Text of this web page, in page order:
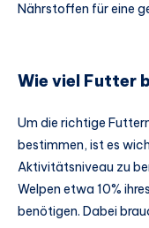
Nährstoffen für eine
Wie viel Futter
Um die richtige
bestimmen, ist es
Aktivitätsniveau zu
Welpen etwa 10%
benötigen. Dabei